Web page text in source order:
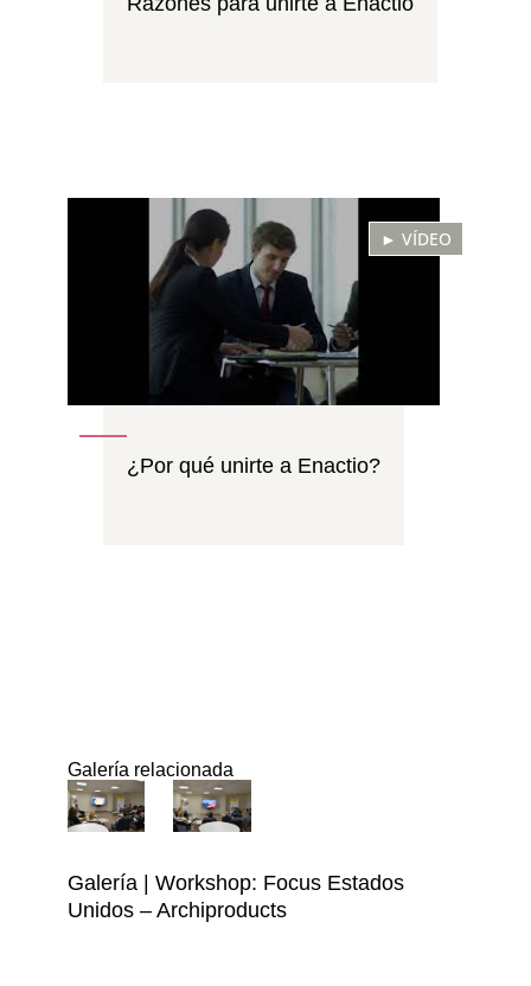
► VÍDEO
¿Por qué unirte a Enactio?
Galería relacionada
Galería | Workshop: Focus Estados
Unidos – Archiproducts